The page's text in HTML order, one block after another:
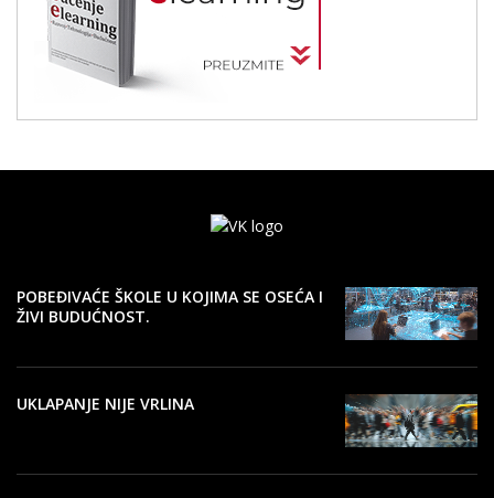
POBEĐIVAĆE ŠKOLE U KOJIMA SE OSEĆA I
ŽIVI BUDUĆNOST.
UKLAPANJE NIJE VRLINA